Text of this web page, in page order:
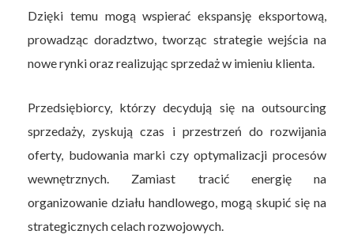
Dzięki temu mogą wspierać ekspansję eksportową,
prowadząc doradztwo, tworząc strategie wejścia na
nowe rynki oraz realizując sprzedaż w imieniu klienta.
Przedsiębiorcy, którzy decydują się na outsourcing
sprzedaży, zyskują czas i przestrzeń do rozwijania
oferty, budowania marki czy optymalizacji procesów
wewnętrznych. Zamiast tracić energię na
organizowanie działu handlowego, mogą skupić się na
strategicznych celach rozwojowych.